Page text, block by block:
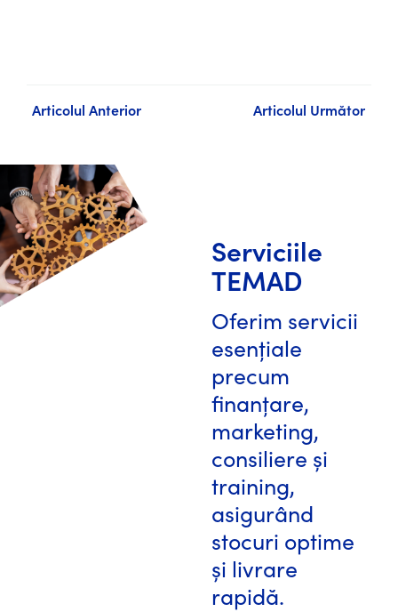
Articolul Anterior Articolul Următor
Serviciile
TEMAD
Oferim servicii
esențiale
precum
finanțare,
marketing,
consiliere și
training,
asigurând
stocuri optime
și livrare
rapidă.